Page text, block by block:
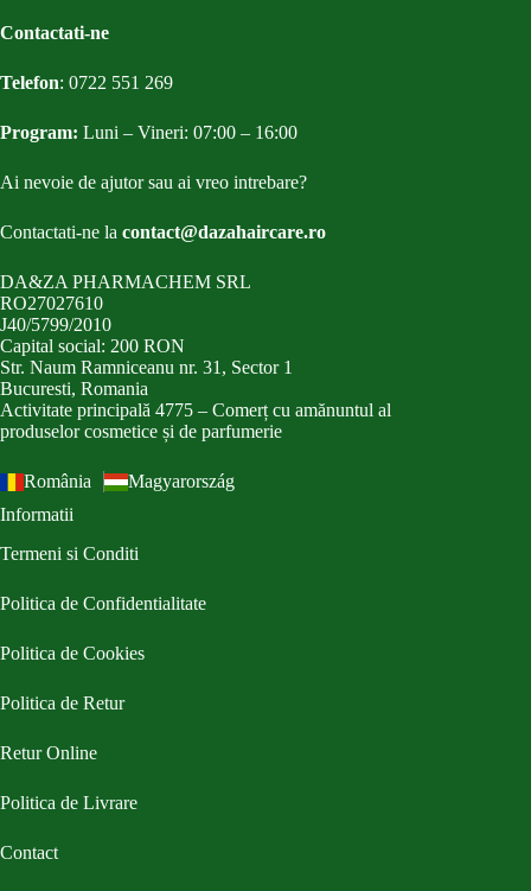
Contactati-ne
Telefon: 0722 551 269
Program: Luni – Vineri: 07:00 – 16:00
Ai nevoie de ajutor sau ai vreo intrebare?
Contactati-ne la contact@dazahaircare.ro
DA&ZA PHARMACHEM SRL
RO27027610
J40/5799/2010
Capital social: 200 RON
Str. Naum Ramniceanu nr. 31, Sector 1
Bucuresti, Romania
Activitate principală 4775 – Comerț cu amănuntul al
produselor cosmetice și de parfumerie
România
Magyarország
Informatii
Termeni si Conditi
Politica de Confidentialitate
Politica de Cookies
Politica de Retur
Retur Online
Politica de Livrare
Contact